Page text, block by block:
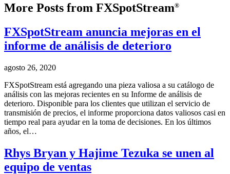
More Posts from FXSpotStream®
FXSpotStream anuncia mejoras en el
informe de análisis de deterioro
agosto 26, 2020
FXSpotStream está agregando una pieza valiosa a su catálogo de
análisis con las mejoras recientes en su Informe de análisis de
deterioro. Disponible para los clientes que utilizan el servicio de
transmisión de precios, el informe proporciona datos valiosos casi en
tiempo real para ayudar en la toma de decisiones. En los últimos
años, el…
Rhys Bryan y Hajime Tezuka se unen al
equipo de ventas